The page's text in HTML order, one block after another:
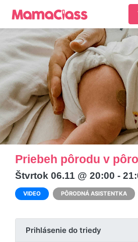
Priebeh pôrodu v
Štvrtok 06.11 @ 20:00 -
VIDEO PÔRODNÁ ASISTENTKA
Prihlásenie do triedy